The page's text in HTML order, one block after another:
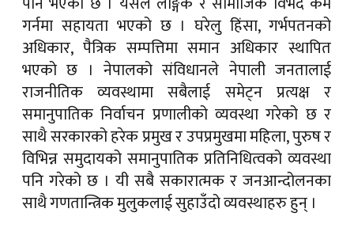
गर्नमा सहायता भएको छ । घरेलु हिंसा, गर्भपतनको
अधिकार, पैत्रिक सम्पत्तिमा समान अधिकार स्थापित
भएको छ । नेपालको संविधानले नेपाली जनतालाई
राजनीतिक व्यवस्थामा सबैलाई समेट्न प्रत्यक्ष र
समानुपातिक निर्वाचन प्रणालीको व्यवस्था गरेको छ र
साथै सरकारको हरेक प्रमुख र उपप्रमुखमा महिला, पुरुष र
विभिन्न समुदायको समानुपातिक प्रतिनिधित्वको व्यवस्था
पनि गरेको छ । यी सबै सकारात्मक र जनआन्दोलनका
साथै गणतान्त्रिक मुलुकलाई सुहाउँदो व्यवस्थाहरु हुन् ।